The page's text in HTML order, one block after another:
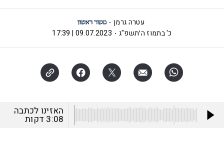
עטרה גרמן
כ' בתמוז ה׳תשפ"ג
09.07.2023 | 17:39
האזינו לכתבה
3:08 דקות